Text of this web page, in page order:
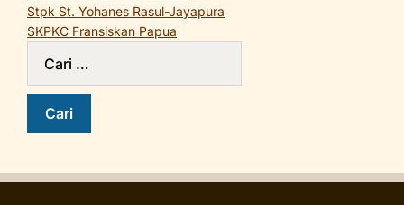
Stpk St. Yohanes Rasul-Jayapura
SKPKC Fransiskan Papua